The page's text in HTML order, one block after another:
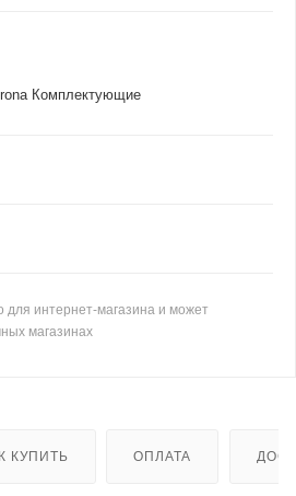
Комплектующие
для интернет-магазина и может
магазинах
КУПИТЬ ОПЛАТА